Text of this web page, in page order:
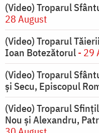
(Video) Troparul
28 August
(Video) Troparul
Ioan Botezătorul- 29
(Video) Troparul
și Secu, Episcopul
(Video) Troparul
Nou și Alexandru,